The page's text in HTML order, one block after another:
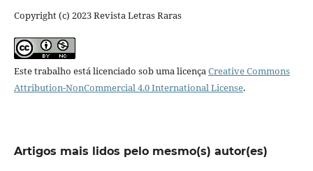
Copyright (c) 2023 Revista Letras Raras
Este trabalho está licenciado sob uma licençaCreative Commons
Attribution-NonCommercial 4.0 International License.
Artigos mais lidos pelo mesmo(s) autor(es)